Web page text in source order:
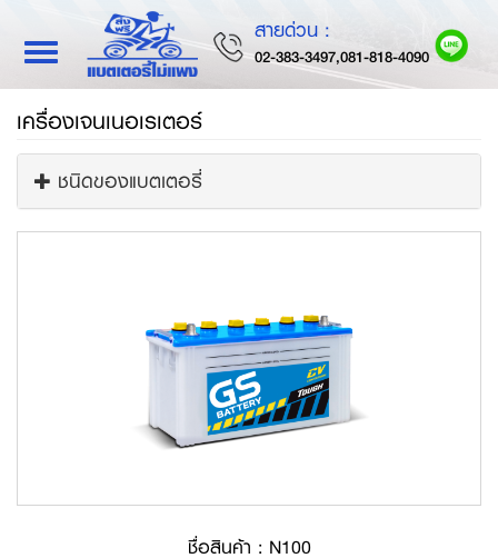
Toggle
navigation
สายด่วน :
02-383-3497,081-818-4090
เครื่องเจนเนอเรเตอร์
ชนิดของแบตเตอรี่
ชื่อสินค้า : N100